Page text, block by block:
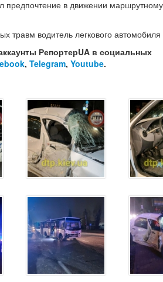
предпочтение в движении
травм водитель легкового
РепортерUA в социальных
, Telegram, Youtube.